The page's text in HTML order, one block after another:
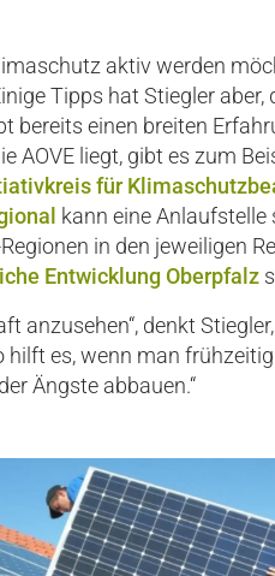
aktiv werden
Tipps hat Stiegler aber,
bereits einen breiten
AOVE liegt, gibt es zum
für
kann eine Anlaufstelle
in den jeweiligen
Entwicklung Oberpfalz
anzusehen“, denkt
es, wenn man
Ängste abbauen.“